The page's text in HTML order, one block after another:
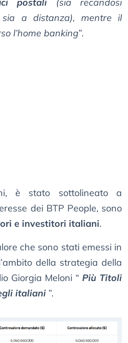
postali (sia recandosi
a distanza), mentre il
l’home banking”.
è stato sottolineato a
dei BTP People, sono
e investitori italiani.
che sono stati emessi in
della strategia della
Giorgia Meloni “ Più Titoli
italiani ”.